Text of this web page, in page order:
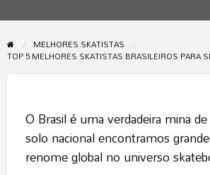
MELHORES SKATISTAS
TOP 5 MELHORES SKATISTAS BRASILEIROS PARA
O Brasil é uma verdadeira mina
solo nacional encontramos
renome global no universo